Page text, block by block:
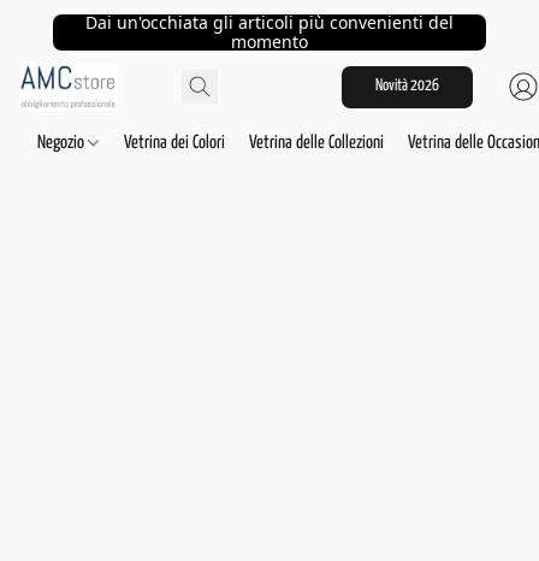
Dai un'occhiata gli articoli più convenienti del
momento
Novità 2026
Negozio Vetrina dei Colori Vetrina delle Collezioni Vetrina delle